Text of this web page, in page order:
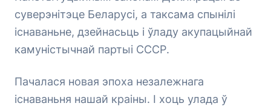
суверэнітэце Беларусі, а таксама спынілі
існаваньне, дзейнасьць і ўладу акупацыйнай
камуністычнай партыі СССР.
Пачалася новая эпоха незалежнага
існаваньня нашай краіны. І хоць улада ў